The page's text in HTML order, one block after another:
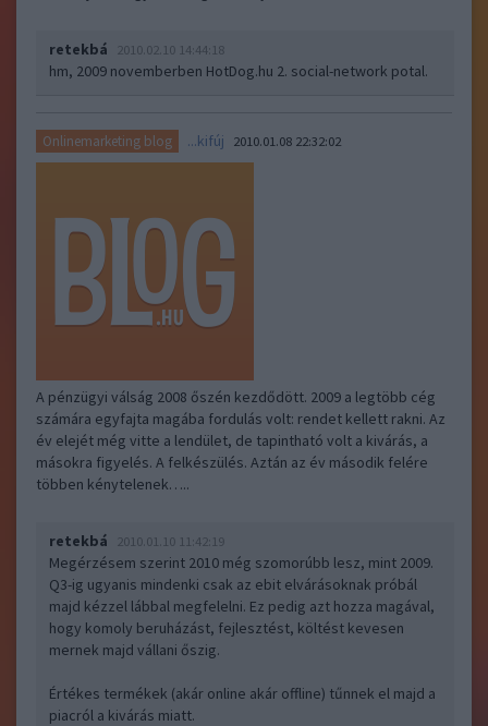
retekbá 2010.02.10 14:44:18
hm, 2009 novemberben HotDog.hu 2. social-network potal.
Onlinemarketing blog ...kifúj 2010.01.08 22:32:02
A pénzügyi válság 2008 őszén kezdődött. 2009 a legtöbb cég
számára egyfajta magába fordulás volt: rendet kellett rakni. Az
év elejét még vitte a lendület, de tapintható volt a kivárás, a
másokra figyelés. A felkészülés. Aztán az év második felére
többen kénytelenek…..
retekbá 2010.01.10 11:42:19
Megérzésem szerint 2010 még szomorúbb lesz, mint 2009.
Q3-ig ugyanis mindenki csak az ebit elvárásoknak próbál
majd kézzel lábbal megfelelni. Ez pedig azt hozza magával,
hogy komoly beruházást, fejlesztést, költést kevesen
mernek majd vállani őszig.
Értékes termékek (akár online akár offline) tűnnek el majd a
piacról a kivárás miatt.